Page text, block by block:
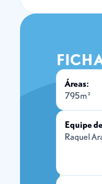
Áreas:
795m²
Equipe
Raquel